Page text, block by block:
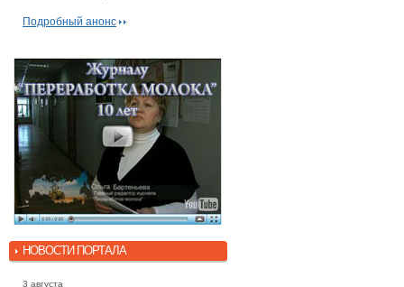
Подробный анонс
НОВОСТИ ПОРТАЛА
3 августа